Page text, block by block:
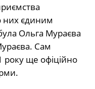
них єдиним
Ольга Мураєва
Сам
року ще офіційно